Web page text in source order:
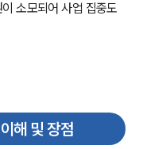
소모되어 사업 집중도
해 및 장점